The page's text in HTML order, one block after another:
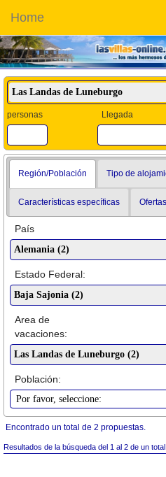
Home
personas Llegada
Región/Población Tipo de
Características específicas
País
Estado Federal:
Area de
vacaciones:
Población:
Encontrado un total de 2 propuestas.
Resultados de la búsqueda del 1 al 2 de un